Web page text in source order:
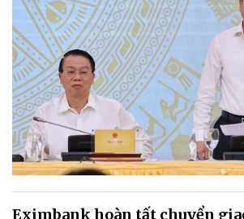
Eximbank hoàn tất chuyển